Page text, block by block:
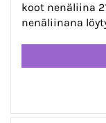
koot nenäliina
nenäliinana